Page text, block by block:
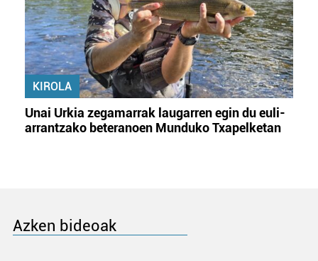
KIROLA
Unai Urkia zegamarrak laugarren egin du euli-
arrantzako beteranoen Munduko Txapelketan
Azken bideoak